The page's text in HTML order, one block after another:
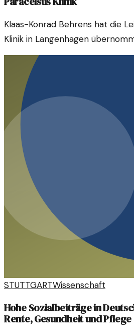
Klaas-Konrad Behrens hat die
Klinik in Langenhagen
Ansätze könnten der Klinik
Seinen Fokus möchte er auf
Behandlungsmöglichkeiten legen.
STUTTGARTWissenschaft
Hohe Sozialbeiträge in
Rente, Gesundheit und Pflege